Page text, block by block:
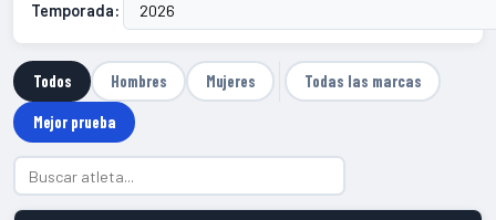
Temporada:
Todos Hombres Mujeres Todas las marcas
Mejor prueba